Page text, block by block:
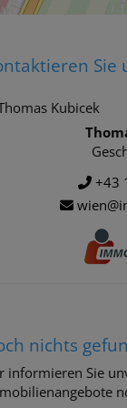
Sie
+43
nichts
informieren Sie